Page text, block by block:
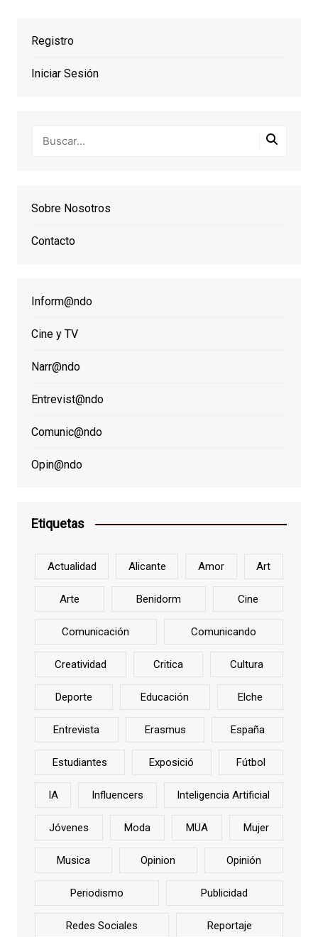
Registro
Iniciar Sesión
Sobre Nosotros
Contacto
Inform@ndo
Cine y TV
Narr@ndo
Entrevist@ndo
Comunic@ndo
Opin@ndo
Etiquetas
Actualidad Alicante Amor Art
Arte Benidorm Cine
Comunicación Comunicando
Creatividad Critica Cultura
Deporte Educación Elche
Entrevista Erasmus España
Estudiantes Exposició Fútbol
IA Influencers Inteligencia Artificial
Jóvenes Moda MUA Mujer
Musica Opinion Opinión
Periodismo Publicidad
Redes Sociales Reportaje